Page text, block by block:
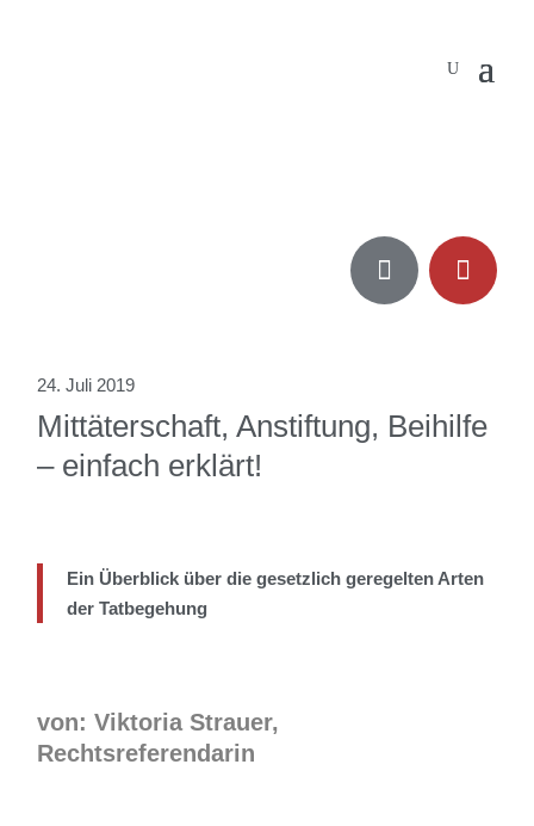
24. Juli 2019
Mittäterschaft, Anstiftung, Beihilfe
– einfach erklärt!
Ein Überblick über die gesetzlich geregelten Arten
der Tatbegehung
von: Viktoria Strauer,
Rechtsreferendarin